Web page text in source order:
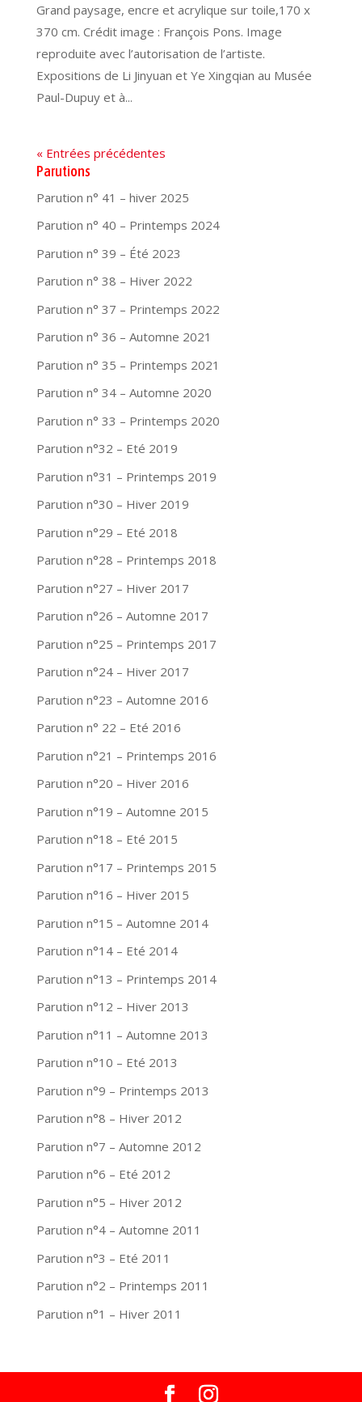
Grand paysage, encre et acrylique sur toile,170 x
370 cm. Crédit image : François Pons. Image
reproduite avec l’autorisation de l’artiste.
Expositions de Li Jinyuan et Ye Xingqian au Musée
Paul-Dupuy et à...
« Entrées précédentes
Parutions
Parution n° 41 – hiver 2025
Parution n° 40 – Printemps 2024
Parution n° 39 – Été 2023
Parution n° 38 – Hiver 2022
Parution n° 37 – Printemps 2022
Parution n° 36 – Automne 2021
Parution n° 35 – Printemps 2021
Parution n° 34 – Automne 2020
Parution n° 33 – Printemps 2020
Parution n°32 – Eté 2019
Parution n°31 – Printemps 2019
Parution n°30 – Hiver 2019
Parution n°29 – Eté 2018
Parution n°28 – Printemps 2018
Parution n°27 – Hiver 2017
Parution n°26 – Automne 2017
Parution n°25 – Printemps 2017
Parution n°24 – Hiver 2017
Parution n°23 – Automne 2016
Parution n° 22 – Eté 2016
Parution n°21 – Printemps 2016
Parution n°20 – Hiver 2016
Parution n°19 – Automne 2015
Parution n°18 – Eté 2015
Parution n°17 – Printemps 2015
Parution n°16 – Hiver 2015
Parution n°15 – Automne 2014
Parution n°14 – Eté 2014
Parution n°13 – Printemps 2014
Parution n°12 – Hiver 2013
Parution n°11 – Automne 2013
Parution n°10 – Eté 2013
Parution n°9 – Printemps 2013
Parution n°8 – Hiver 2012
Parution n°7 – Automne 2012
Parution n°6 – Eté 2012
Parution n°5 – Hiver 2012
Parution n°4 – Automne 2011
Parution n°3 – Eté 2011
Parution n°2 – Printemps 2011
Parution n°1 – Hiver 2011